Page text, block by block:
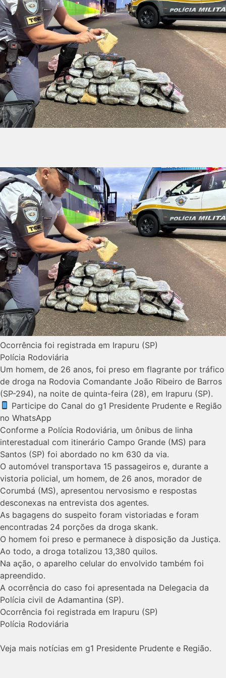
Ocorrência foi registrada em Irapuru (SP)
Polícia Rodoviária
Um homem, de 26 anos, foi preso em flagrante por tráfico
de droga na Rodovia Comandante João Ribeiro de Barros
(SP-294), na noite de quinta-feira (28), em Irapuru (SP).
Participe do Canal do g1 Presidente Prudente e Região
no WhatsApp
Conforme a Polícia Rodoviária, um ônibus de linha
interestadual com itinerário Campo Grande (MS) para
Santos (SP) foi abordado no km 630 da via.
O automóvel transportava 15 passageiros e, durante a
vistoria policial, um homem, de 26 anos, morador de
Corumbá (MS), apresentou nervosismo e respostas
desconexas na entrevista dos agentes.
As bagagens do suspeito foram vistoriadas e foram
encontradas 24 porções da droga skank.
O homem foi preso e permanece à disposição da Justiça.
Ao todo, a droga totalizou 13,380 quilos.
Na ação, o aparelho celular do envolvido também foi
apreendido.
A ocorrência do caso foi apresentada na Delegacia da
Polícia civil de Adamantina (SP).
Ocorrência foi registrada em Irapuru (SP)
Polícia Rodoviária
Veja mais notícias em g1 Presidente Prudente e Região.